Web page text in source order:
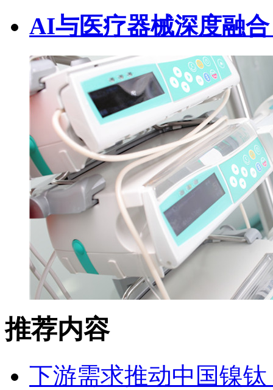
AI与医疗器械深度融
推荐内容
下游需求推动中国镍